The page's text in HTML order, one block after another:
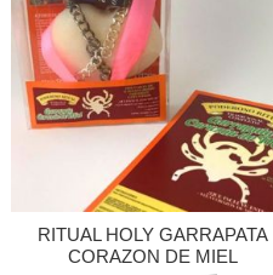
RITUAL HOLY GARRAPATA
CORAZON DE MIEL